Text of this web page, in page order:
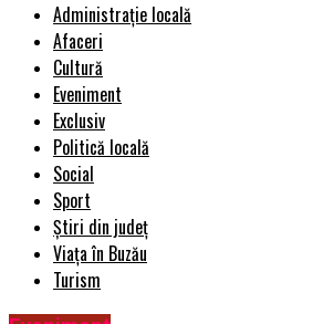
Administrație locală
Afaceri
Cultură
Eveniment
Exclusiv
Politică locală
Social
Sport
Știri din județ
Viața în Buzău
Turism